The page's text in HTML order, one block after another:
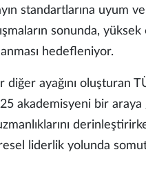
standartlarına uyum
sonunda,
hedefleniyor.
diğer ayağını oluşturan
akademisyeni bir araya
liderlik yolunda somut